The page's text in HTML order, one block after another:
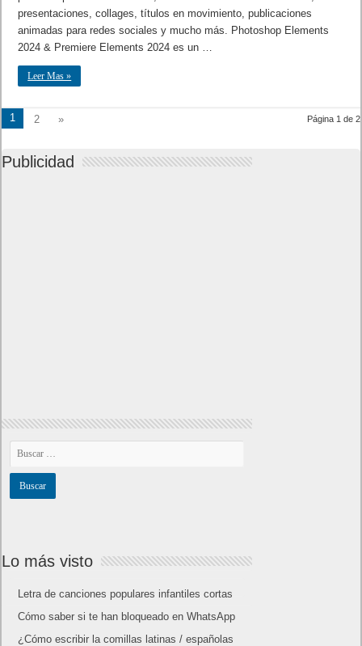
presentaciones, collages, títulos en movimiento, publicaciones
animadas para redes sociales y mucho más. Photoshop Elements
2024 & Premiere Elements 2024 es un …
Leer Mas »
Página 1 de 2
1 2 »
Publicidad
Lo más visto
Letra de canciones populares infantiles cortas
Cómo saber si te han bloqueado en WhatsApp
¿Cómo escribir la comillas latinas / españolas